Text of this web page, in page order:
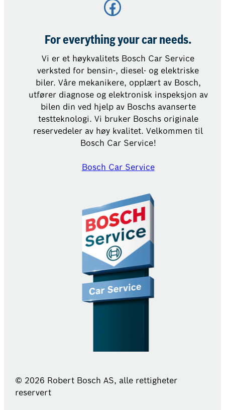
Facebook
For everything your car needs.
Vi er et høykvalitets Bosch Car Service
verksted for bensin-, diesel- og elektriske
biler. Våre mekanikere, opplært av Bosch,
utfører diagnose og elektronisk inspeksjon av
bilen din ved hjelp av Boschs avanserte
testteknologi. Vi bruker Boschs originale
reservedeler av høy kvalitet. Velkommen til
Bosch Car Service!
Bosch Car Service
© 2026 Robert Bosch AS, alle rettigheter
reservert